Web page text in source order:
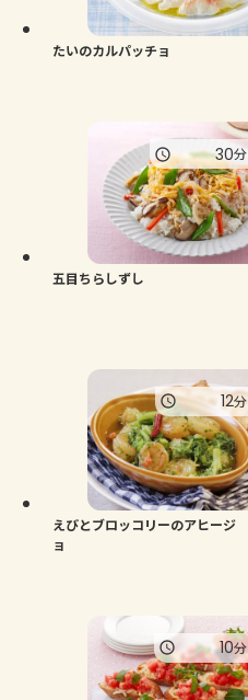
お買い物
たいのカルパッチョ
五目ちらしずし
30分
えびとブロッコリーのアヒージ
ョ
12分
10分